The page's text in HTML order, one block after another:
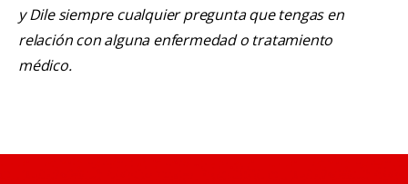
y Dile siempre cualquier pregunta que tengas en
relación con alguna enfermedad o tratamiento
médico.